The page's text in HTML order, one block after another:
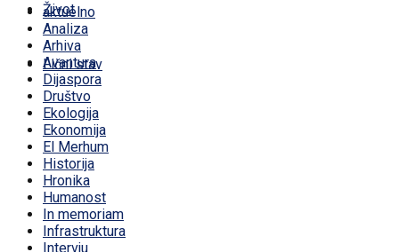
Život
Lični stav
aktuelno
Analiza
Arhiva
Avantura
Dijaspora
Društvo
Ekologija
Ekonomija
El Merhum
Historija
Hronika
Humanost
In memoriam
Infrastruktura
Intervju